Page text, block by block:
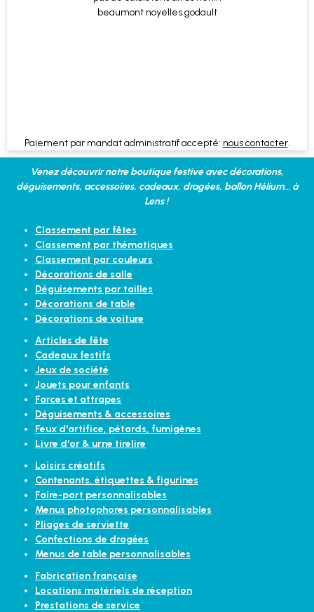
Paiement par mandat administratif accepté: nous contacter.
Venez découvrir notre boutique festive avec décorations,
déguisements, accessoires, cadeaux, dragées, ballon Hélium... à
Lens !
Classement par fêtes
Classement par thématiques
Classement par couleurs
Décorations de salle
Déguisements par tailles
Décorations de table
Décorations de voiture
Articles de fête
Cadeaux festifs
Jeux de société
Jouets pour enfants
Farces et attrapes
Déguisements & accessoires
Feux d'artifice, pétards, fumigènes
Livre d'or & urne tirelire
Loisirs créatifs
Contenants, étiquettes & figurines
Faire-part personnalisables
Menus photophores personnalisables
Pliages de serviette
Confections de dragées
Menus de table personnalisables
Fabrication française
Locations matériels de réception
Prestations de service